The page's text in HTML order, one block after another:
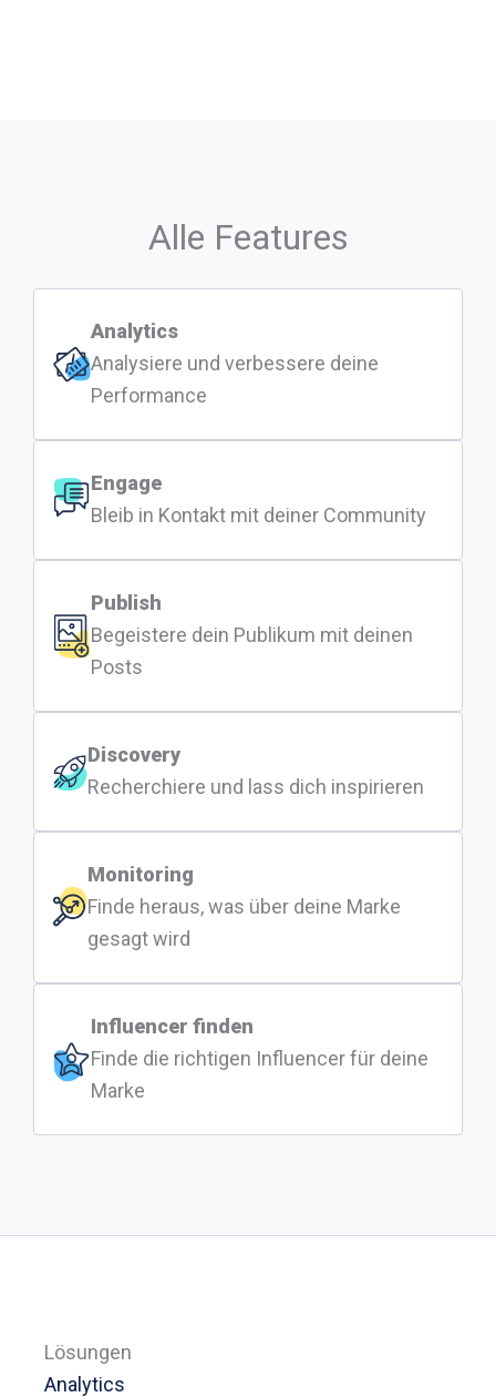
Alle Features
Analytics
Analysiere und verbessere deine
Performance
Engage
Bleib in Kontakt mit deiner Community
Publish
Begeistere dein Publikum mit deinen
Posts
Discovery
Recherchiere und lass dich inspirieren
Monitoring
Finde heraus, was über deine Marke
gesagt wird
Influencer finden
Finde die richtigen Influencer für deine
Marke
Lösungen
Analytics